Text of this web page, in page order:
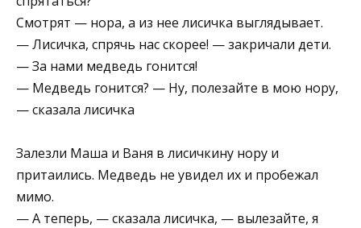
Смотрят — нора, а из нее лисичка выглядывает.
— Лисичка, спрячь нас скорее! — закричали дети.
— За нами медведь гонится!
— Медведь гонится? — Ну, полезайте в мою нору,
— сказала лисичка
Залезли Маша и Ваня в лисичкину нору и
притаились. Медведь не увидел их и пробежал
мимо.
— А теперь, — сказала лисичка, — вылезайте, я